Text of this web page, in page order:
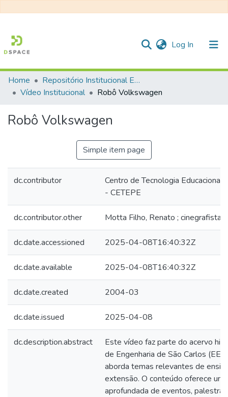
Log In (current)
Communities & Collections
Statistics
Home
Repositório Institucional EESC
Vídeo Institucional
Robô Volkswagen
Robô Volkswagen
Simple item page
dc.contributor
Centro de Tecnologia Educacional
- CETEPE
dc.contributor.other Motta Filho, Renato ; cinegrafista
dc.date.accessioned 2025-04-08T16:40:32Z
dc.date.available 2025-04-08T16:40:32Z
dc.date.created 2004-03
dc.date.issued 2025-04-08
dc.description.abstract
Este vídeo faz parte do acervo
de Engenharia de São Carlos
aborda temas relevantes de
extensão. O conteúdo oferece
aprofundada de eventos,